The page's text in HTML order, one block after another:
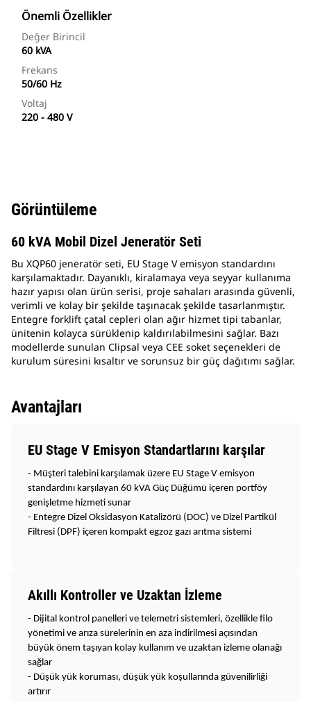
Önemli Özellikler
Değer Birincil
60 kVA
Frekans
50/60 Hz
Voltaj
220 - 480 V
Görüntüleme
60 kVA Mobil Dizel Jeneratör Seti
Bu XQP60 jeneratör seti, EU Stage V emisyon standardını
karşılamaktadır. Dayanıklı, kiralamaya veya seyyar kullanıma
hazır yapısı olan ürün serisi, proje sahaları arasında güvenli,
verimli ve kolay bir şekilde taşınacak şekilde tasarlanmıştır.
Entegre forklift çatal cepleri olan ağır hizmet tipi tabanlar,
ünitenin kolayca sürüklenip kaldırılabilmesini sağlar. Bazı
modellerde sunulan Clipsal veya CEE soket seçenekleri de
kurulum süresini kısaltır ve sorunsuz bir güç dağıtımı sağlar.
Avantajları
EU Stage V Emisyon Standartlarını karşılar
- Müşteri talebini karşılamak üzere EU Stage V emisyon
standardını karşılayan 60 kVA Güç Düğümü içeren portföy
genişletme hizmeti sunar
- Entegre Dizel Oksidasyon Katalizörü (DOC) ve Dizel Partikül
Filtresi (DPF) içeren kompakt egzoz gazı arıtma sistemi
Akıllı Kontroller ve Uzaktan İzleme
- Dijital kontrol panelleri ve telemetri sistemleri, özellikle filo
yönetimi ve arıza sürelerinin en aza indirilmesi açısından
büyük önem taşıyan kolay kullanım ve uzaktan izleme olanağı
sağlar
- Düşük yük koruması, düşük yük koşullarında güvenilirliği
artırır